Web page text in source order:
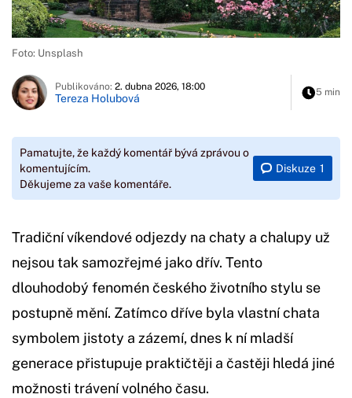
Foto: Unsplash
Publikováno: 2. dubna 2026, 18:00
Tereza Holubová 5 min
Pamatujte, že každý komentář bývá zprávou o
komentujícím.
Děkujeme za vaše komentáře.
Diskuze 1
Tradiční víkendové odjezdy na chaty a chalupy už
nejsou tak samozřejmé jako dřív. Tento
dlouhodobý fenomén českého životního stylu se
postupně mění. Zatímco dříve byla vlastní chata
symbolem jistoty a zázemí, dnes k ní mladší
generace přistupuje praktičtěji a častěji hledá jiné
možnosti trávení volného času.